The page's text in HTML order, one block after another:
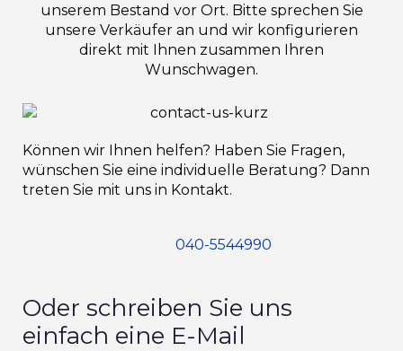
unserem Bestand vor Ort. Bitte sprechen Sie
unsere Verkäufer an und wir konfigurieren
direkt mit Ihnen zusammen Ihren
Wunschwagen.
Können wir Ihnen helfen? Haben Sie Fragen,
wünschen Sie eine individuelle Beratung? Dann
treten Sie mit uns in Kontakt.
040-5544990
Oder schreiben Sie uns
einfach eine E-Mail